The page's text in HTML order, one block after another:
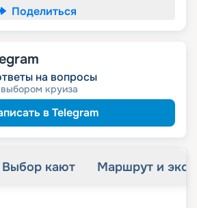
Поделиться
на вопросы
круиза
в Telegram
Выбор кают Маршрут и